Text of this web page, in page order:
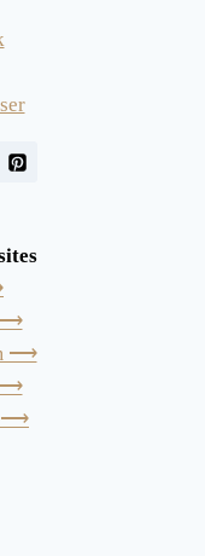
⟶
⟶
⟶
⟶